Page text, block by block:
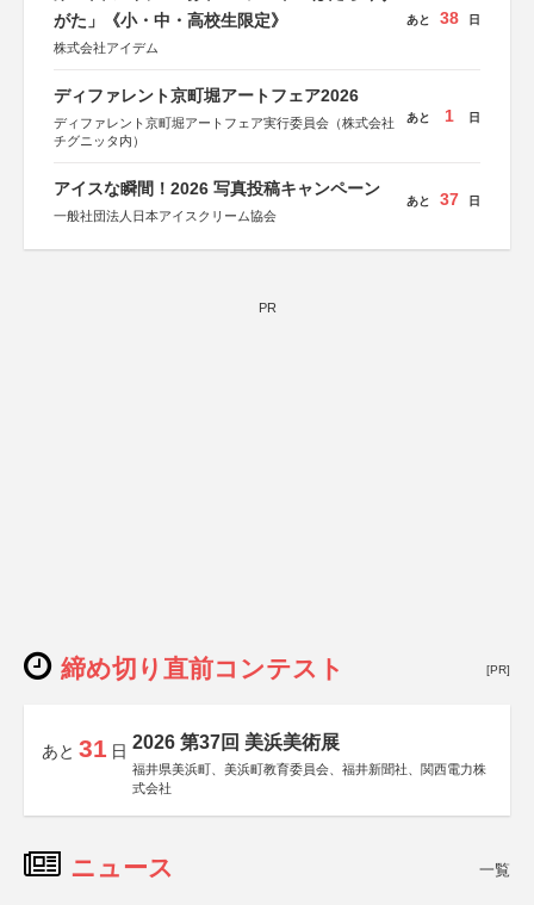
がた」《小・中・高校生限定》
株式会社アイデム
あと 38 日
ディファレント京町堀アートフェア2026
ディファレント京町堀アートフェア実行委員会（株式会社
チグニッタ内）
あと 1 日
アイスな瞬間！2026 写真投稿キャンペーン
一般社団法人日本アイスクリーム協会
あと 37 日
PR
締め切り直前コンテスト [PR]
あと 31 日 2026 第37回 美浜美術展
福井県美浜町、美浜町教育委員会、福井新聞社、関西電力株
式会社
ニュース 一覧